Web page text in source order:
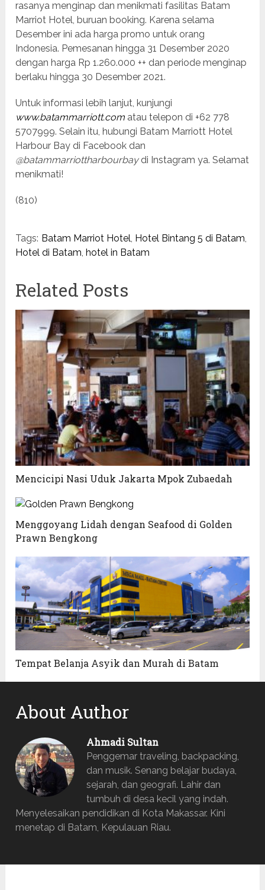
rasanya menginap dan menikmati fasilitas Batam
Marriot Hotel, buruan booking. Karena selama
Desember ini ada harga promo untuk orang
Indonesia. Pemesanan hingga 31 Desember 2020
dengan harga Rp 1.260.000 ++ dan periode menginap
berlaku hingga 30 Desember 2021.
Untuk informasi lebih lanjut, kunjungi
www.batammarriott.com atau telepon di +62 778
5707999. Selain itu, hubungi Batam Marriott Hotel
Harbour Bay di Facebook dan
@batammarriottharbourbaydi Instagram ya. Selamat
menikmati!
(810)
Tags: Batam Marriot Hotel Hotel Bintang 5 di Batam
Hotel di Batam ,hotel in Batam
Related Posts
Mencicipi Nasi Uduk Jakarta Mpok Zubaedah
Menggoyang Lidah dengan Seafood di Golden
Prawn Bengkong
Tempat Belanja Asyik dan Murah di Batam
About Author
Ahmadi Sultan
Penggemar traveling, backpacking,
dan musik. Senang belajar budaya,
sejarah, dan geografi. Lahir dan
tumbuh di desa kecil yang indah.
Menyelesaikan pendidikan di Kota Makassar. Kini
menetap di Batam, Kepulauan Riau.